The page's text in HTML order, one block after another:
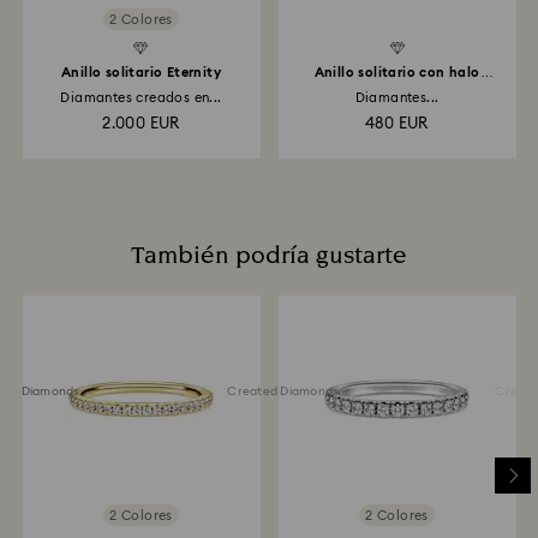
Devoluciónes por medio de tienda Swarovski: Las
devoluciones se procesarán mediante el método de
pago original y tardará hasta 3 o 7 días laborables en
aplicarse el crédito.
2 Colores
Anillo solitario Eternity
Diamantes creados en...
2.000 EUR
Anillo solitario con halo
Diamantes...
480 EUR
También podría gustarte
2 Colores 2 Colores
Diamonds Created Diamonds